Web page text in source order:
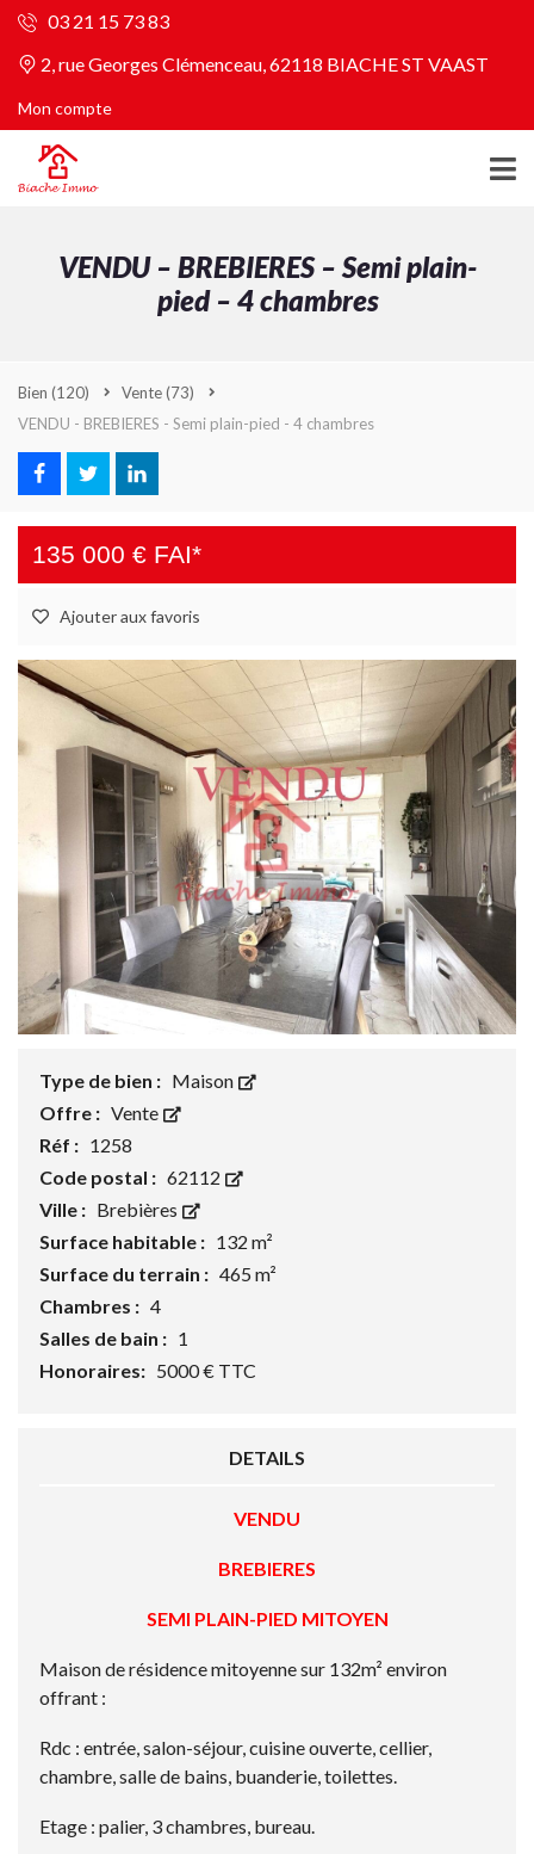
03 21 15 73 83
2, rue Georges Clémenceau, 62118 BIACHE ST VAAST
Mon compte
VENDU – BREBIERES – Semi plain-
pied – 4 chambres
Bien (120) Vente(73)
VENDU - BREBIERES - Semi plain-pied - 4 chambres
135 000 € FAI*
Ajouter aux favoris
Type de bien : Maison
Offre : Vente
Réf : 1258
Code postal : 62112
Ville : Brebières
Surface habitable : 132 m²
Surface du terrain : 465 m²
Chambres : 4
Salles de bain : 1
Honoraires: 5000 € TTC
DETAILS
VENDU
BREBIERES
SEMI PLAIN-PIED MITOYEN
Maison de résidence mitoyenne sur 132m² environ
offrant :
Rdc : entrée, salon-séjour, cuisine ouverte, cellier,
chambre, salle de bains, buanderie, toilettes.
Etage : palier, 3 chambres, bureau.